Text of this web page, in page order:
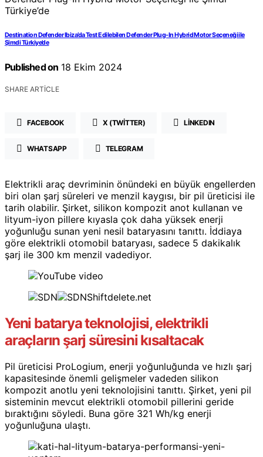
Destination Defender Ibiza’da Test Edilebilen Defender Plug-In Hybrid Motor Seçeneği ile
Şimdi Türkiye’de
Published on 18 Ekim 2024
SHARE ARTICLE
FACEBOOK X (TWITTER) LINKEDIN
WHATSAPP TELEGRAM
Elektrikli araç devriminin önündeki en büyük engellerden
biri olan şarj süreleri ve menzil kaygısı, bir pil üreticisi ile
tarih olabilir. Şirket, silikon kompozit anot kullanan ve
lityum-iyon pillere kıyasla çok daha yüksek enerji
yoğunluğu sunan yeni nesil bataryasını tanıttı. İddiaya
göre elektrikli otomobil bataryası, sadece 5 dakikalık
şarj ile 300 km menzil vadediyor.
Shiftdelete.net
Yeni batarya teknolojisi, elektrikli
araçların şarj süresini kısaltacak
Pil üreticisi ProLogium, enerji yoğunluğunda ve hızlı şarj
kapasitesinde önemli gelişmeler vadeden silikon
kompozit anotlu yeni teknolojisini tanıttı. Şirket, yeni pil
sisteminin mevcut elektrikli otomobil pillerini geride
bıraktığını söyledi. Buna göre 321 Wh/kg enerji
yoğunluğuna ulaştı.